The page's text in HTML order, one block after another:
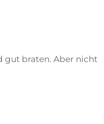
gut braten. Aber nicht